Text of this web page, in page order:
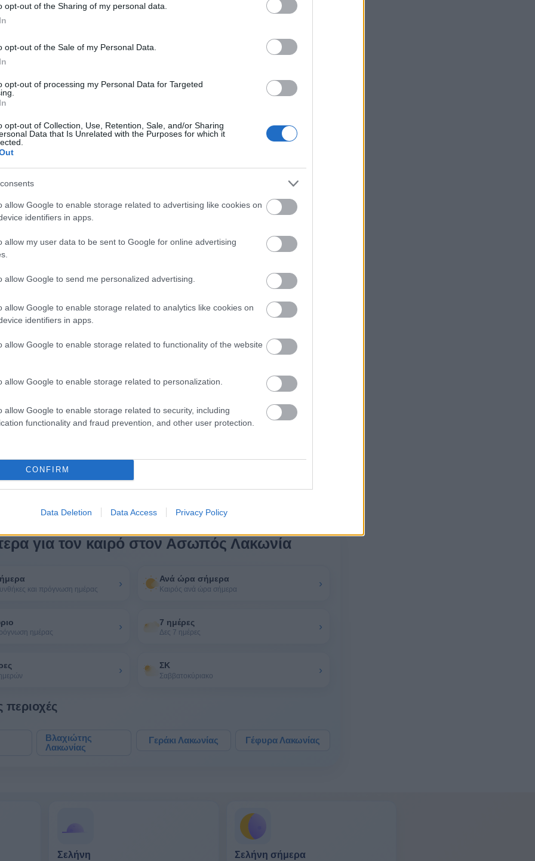
opt-out of the Sharing of my personal data.
opt-out of the Sale of my Personal Data.
opt-out of processing my Personal Data for Targeted
opt-out of Collection, Use, Retention, Sale, and/or Sharing
Data that Is Unrelated with the Purposes for which it
allow Google to enable storage related to advertising like cookies on
identifiers in apps.
allow my user data to be sent to Google for online advertising
allow Google to send me personalized advertising.
allow Google to enable storage related to analytics like cookies on
identifiers in apps.
allow Google to enable storage related to functionality of the website
allow Google to enable storage related to personalization.
allow Google to enable storage related to security, including
functionality and fraud prevention, and other user protection.
CONFIRM
Data Deletion Data Access Privacy Policy
Πώς ενημερώνεται η πρόγνωση
Λακωνία για 09/08 ενημερώνεται με πρόσφατα
24°
καιρός
Βορειοανατολικός
Μεσημέρι
Αραιή Συννεφιά
Βόρειος-βορειοανατολικός
Αισθητή33° / 36°
Συννεφιά
Βράδυ
Καθαρός καιρός
Βορειοανατολικός
για τον καιρό στον Ασωπός Λακωνία
και πρόγνωση ημέρας › Ανά ώρα σήμερα
Καιρός ανά ώρα σήμερα ›
ημέρας › 7 ημέρες
Δες 7 ημέρες ›
› ΣΚ
Σαββατοκύριακο ›
περιοχές
Βλαχιώτης
Λακωνίας
Γεράκι Λακωνίας Γέφυρα Λακωνίας
Σελήνη Σελήνη σήμερα